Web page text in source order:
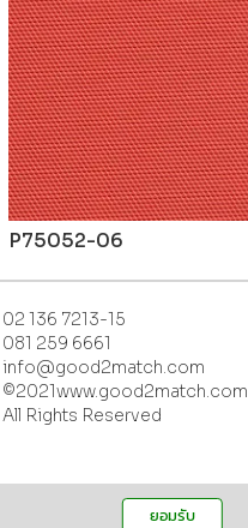
P75052-06
02 136 7213-15
081 259 6661
info@good2match.com
©2021www.good2match.com
All Rights Reserved
ยอมรับ